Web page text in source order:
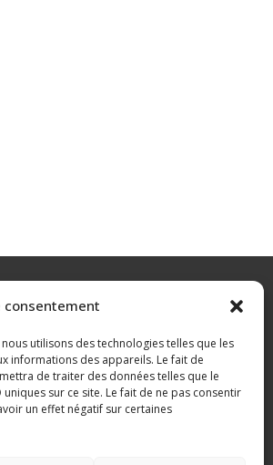
consentement
utilisons des technologies telles que les
informations des appareils. Le fait de
de traiter des données telles que le
sur ce site. Le fait de ne pas consentir
un effet négatif sur certaines